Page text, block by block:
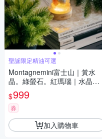
聖誕限定精油可選
Montagnemini富士山｜黃水
晶。綠螢石。紅瑪瑙｜水晶擴
香組 聖誕限定 精油可選
$999
券
加入購物車